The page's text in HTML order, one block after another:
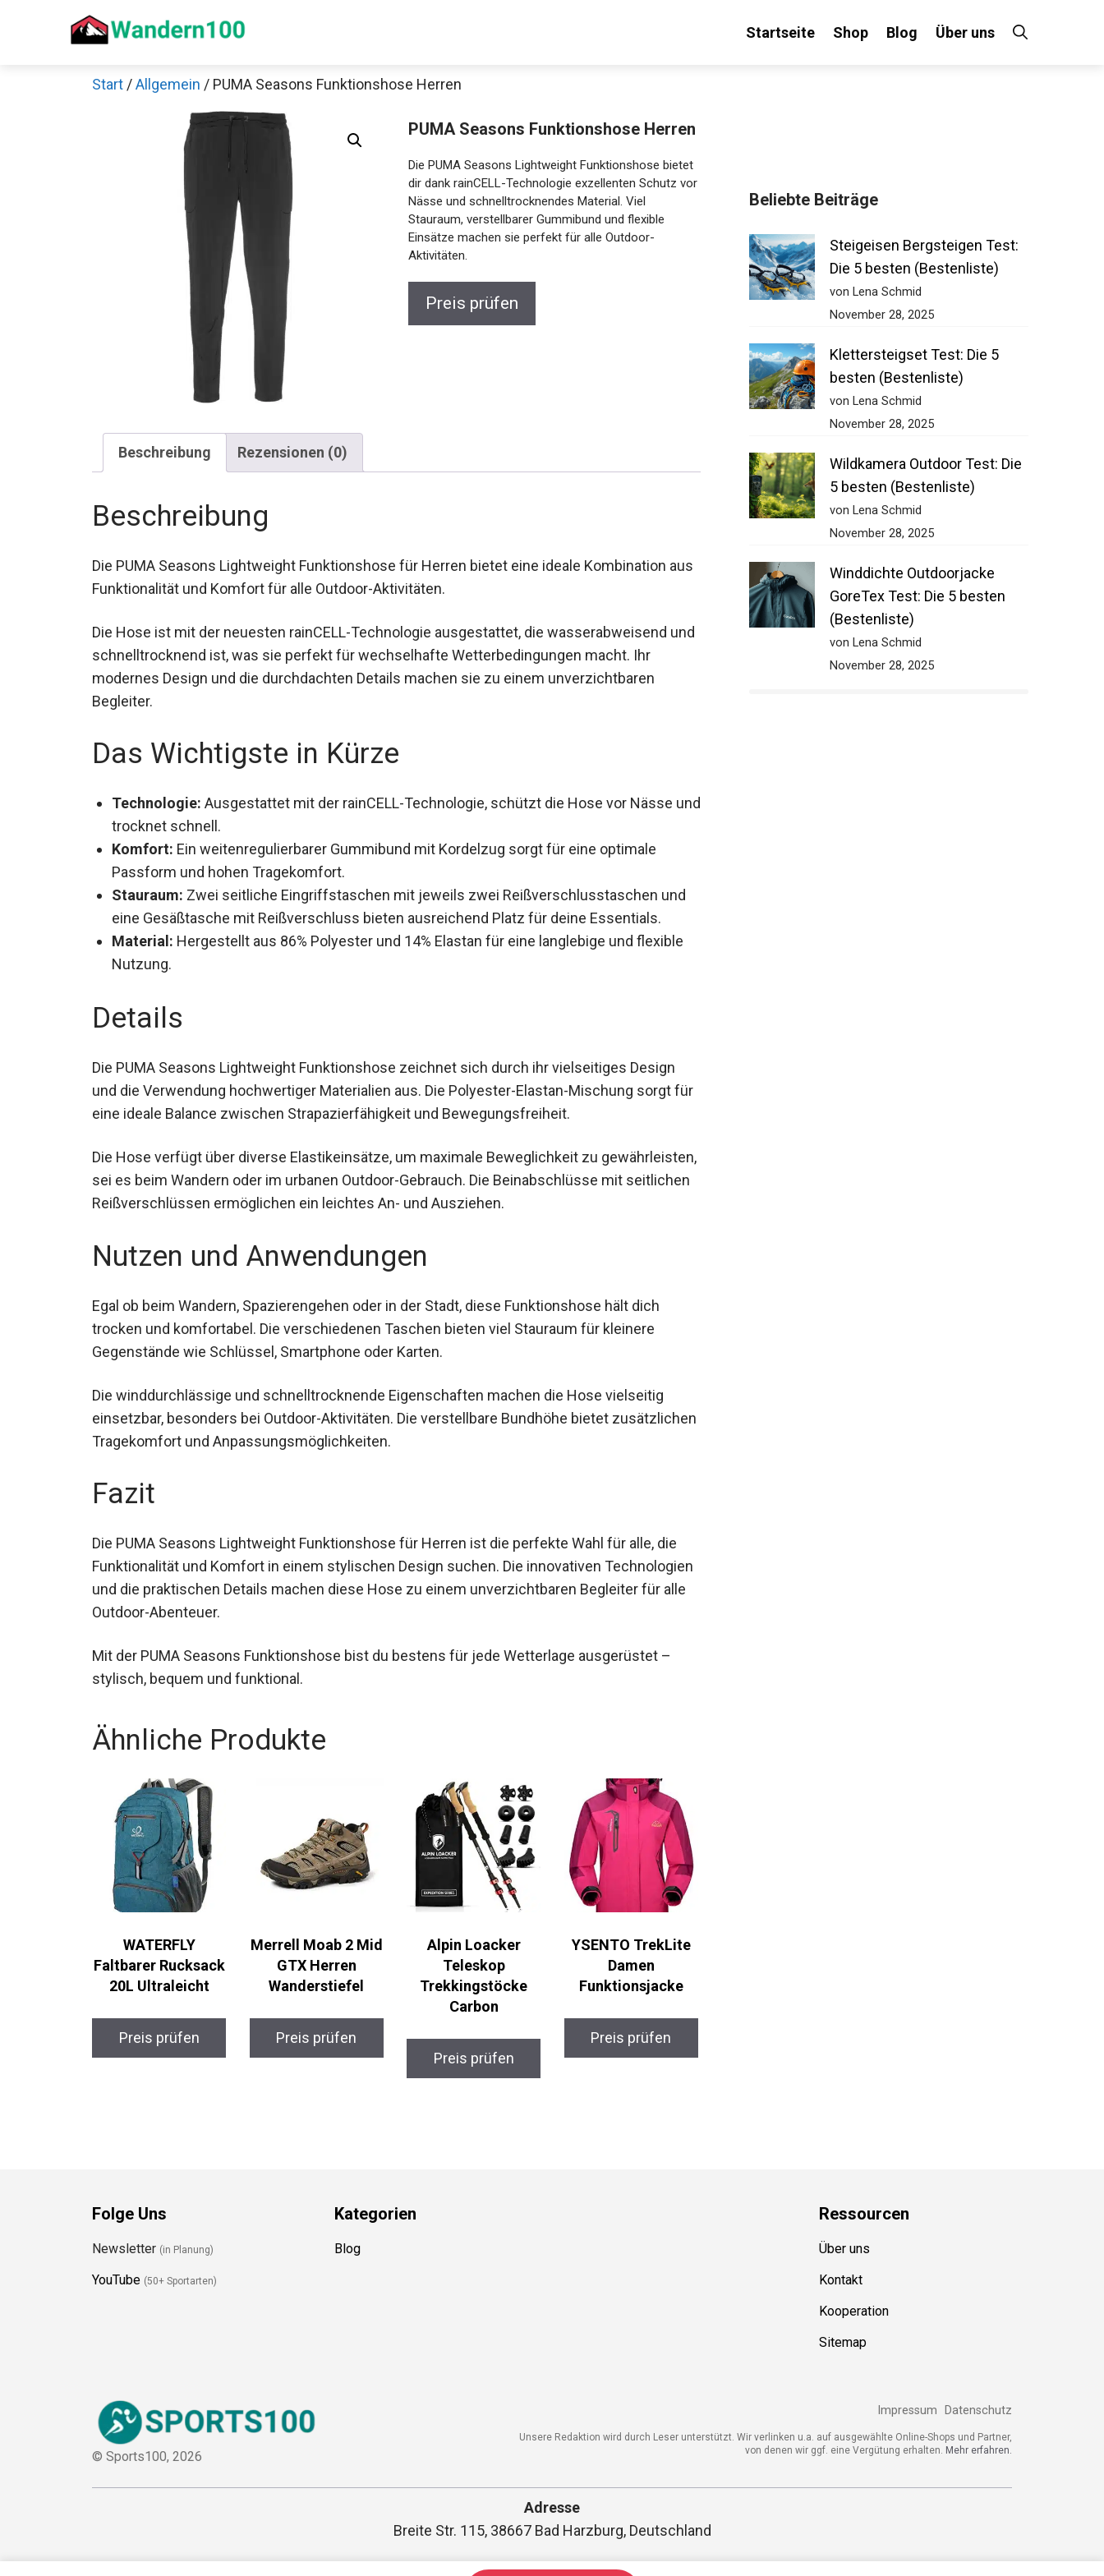
Startseite Shop Blog Über uns
Start /Allgemein / PUMA Seasons Funktionshose Herren
PUMA Seasons Funktionshose Herren
Die PUMA Seasons Lightweight Funktionshose bietet
dir dank rainCELL-Technologie exzellenten Schutz
vor Nässe und schnelltrocknendes Material. Viel
Stauraum, verstellbarer Gummibund und flexible
Einsätze machen sie perfekt für alle Outdoor-
Aktivitäten.
Preis prüfen
Beschreibung Rezensionen (0)
Beschreibung
Die PUMA Seasons Lightweight Funktionshose für Herren bietet eine ideale Kombination
aus Funktionalität und Komfort für alle Outdoor-Aktivitäten.
Die Hose ist mit der neuesten rainCELL-Technologie ausgestattet, die wasserabweisend
und schnelltrocknend ist, was sie perfekt für wechselhafte Wetterbedingungen macht. Ihr
modernes Design und die durchdachten Details machen sie zu einem unverzichtbaren
Begleiter.
Das Wichtigste in Kürze
Technologie: Ausgestattet mit der rainCELL-Technologie, schützt die Hose vor Nässe
und trocknet schnell.
Komfort: Ein weitenregulierbarer Gummibund mit Kordelzug sorgt für eine optimale
Passform und hohen Tragekomfort.
Stauraum: Zwei seitliche Eingriffstaschen mit jeweils zwei Reißverschlusstaschen und
eine Gesäßtasche mit Reißverschluss bieten ausreichend Platz für deine Essentials.
Material: Hergestellt aus 86% Polyester und 14% Elastan für eine langlebige und flexible
Nutzung.
Details
Die PUMA Seasons Lightweight Funktionshose zeichnet sich durch ihr vielseitiges Design
und die Verwendung hochwertiger Materialien aus. Die Polyester-Elastan-Mischung sorgt
für eine ideale Balance zwischen Strapazierfähigkeit und Bewegungsfreiheit.
Die Hose verfügt über diverse Elastikeinsätze, um maximale Beweglichkeit zu
gewährleisten, sei es beim Wandern oder im urbanen Outdoor-Gebrauch. Die
Beinabschlüsse mit seitlichen Reißverschlüssen ermöglichen ein leichtes An- und
Nutzen und Anwendungen
Egal ob beim Wandern, Spazierengehen oder in der Stadt, diese Funktionshose hält dich
trocken und komfortabel. Die verschiedenen Taschen bieten viel Stauraum für kleinere
Die winddurchlässige und schnelltrocknende Eigenschaften machen die Hose vielseitig
einsetzbar, besonders bei Outdoor-Aktivitäten. Die verstellbare Bundhöhe bietet
Fazit
Die PUMA Seasons Lightweight Funktionshose für Herren ist die perfekte Wahl für alle, die
Funktionalität und Komfort in einem stylischen Design suchen. Die innovativen
Technologien und die praktischen Details machen diese Hose zu einem unverzichtbaren
Mit der PUMA Seasons Funktionshose bist du bestens für jede Wetterlage ausgerüstet –
Ähnliche Produkte
WATERFLY
Faltbarer Rucksack
Preis prüfen
Merrell Moab 2 Mid
GTX Herren
Preis prüfen
Alpin Loacker
Teleskop
Trekkingstöcke
Preis prüfen
YSENTO TrekLite
Damen
Preis prüfen
Beliebte Beiträge
Steigeisen Bergsteigen Test:
Die 5 besten (Bestenliste)
von Lena Schmid
November 28, 2025
Klettersteigset Test: Die 5
besten (Bestenliste)
von Lena Schmid
November 28, 2025
Wildkamera Outdoor Test: Die
5 besten (Bestenliste)
von Lena Schmid
November 28, 2025
Winddichte Outdoorjacke
GoreTex Test: Die 5 besten
(Bestenliste)
von Lena Schmid
November 28, 2025
Unsere Redaktion wird durch Leser unterstützt. Wir verlinken u.a. auf ausgewählte Online-Shops und Partner,
Adresse
Jetzt anschauen